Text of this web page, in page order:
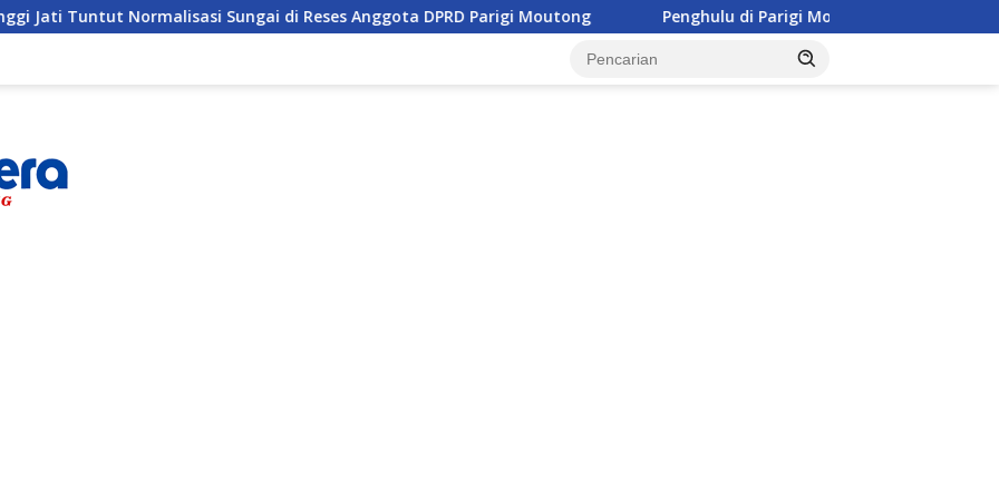
Sungai di Reses Anggota DPRD Parigi Moutong Penghulu di Parigi Moutong Diminta Aktif Cegah Perceraian